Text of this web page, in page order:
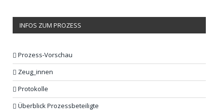
INFOS ZUM PROZESS
Prozess-Vorschau
Zeug_innen
Protokolle
Überblick Prozessbeteiligte